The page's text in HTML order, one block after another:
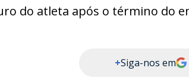
do atleta após o término do
+Siga-nos em